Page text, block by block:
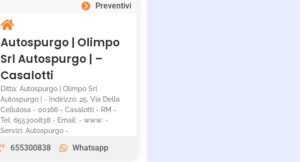
Preventivi
Autospurgo | Olimpo
Srl Autospurgo | –
Casalotti
Ditta: Autospurgo | Olimpo Srl
Autospurgo | - Indirizzo: 25, Via Della
Cellulosa - 00166 - Casalotti - RM -
Tel: 655300838 - Email: - www: -
Servizi: Autospurgo -
655300838 Whatsapp